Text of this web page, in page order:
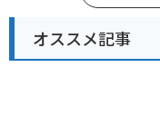
オススメ記事